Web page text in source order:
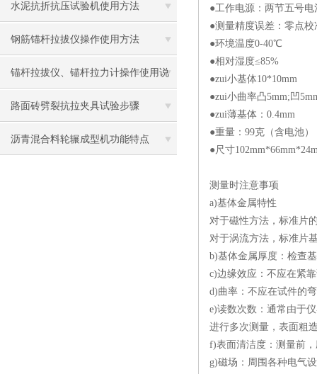
水泥抗折抗压试验机使用方法
钢筋锚杆拉拔仪操作使用方法
锚杆拉拔仪、锚杆拉力计操作使用说
明
路面砖劈裂抗拉夹具试验步骤
沥青混合料轮辗成型机功能特点
●工作电源：两节五号电
●测量精度误差：零点
●环境温度0-40℃
●相对湿度≤85%
●zui小基体10*10mm
●zui小曲率凸5mm;凹
●zui薄基体：0.4mm
●重量：99克（含电池）
●尺寸
测量时注意事项
a)基体金属特性
对于磁性方法，标准片
对于涡流方法，标准片
b)基体金属厚度：检查
c)边缘效应：不应在紧
d)曲率：不应在试件的
e)读数次数：通常由于
进行多次测量，表面粗
f)表面清洁度：测量前
g)磁场：周围各种电气